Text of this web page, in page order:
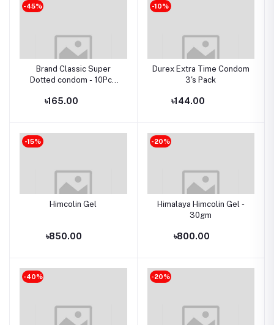
-45%
Brand Classic Super
Dotted condom - 10Pcs
৳165.00
-10%
Durex Extra Time Condom
3's Pack
৳144.00
-15%
Himcolin Gel
৳850.00
-20%
Himalaya Himcolin Gel -
30gm
৳800.00
-40% -20%